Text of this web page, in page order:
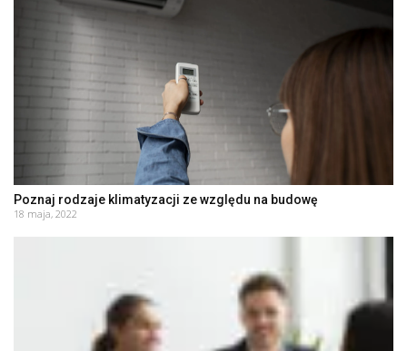
Poznaj rodzaje klimatyzacji ze względu na budowę
18 maja, 2022